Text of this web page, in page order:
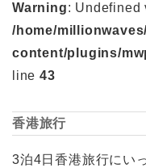
Warning: Undefined
/home/
content/plugins/
line 43
香港旅行
3泊4日香港旅行にい